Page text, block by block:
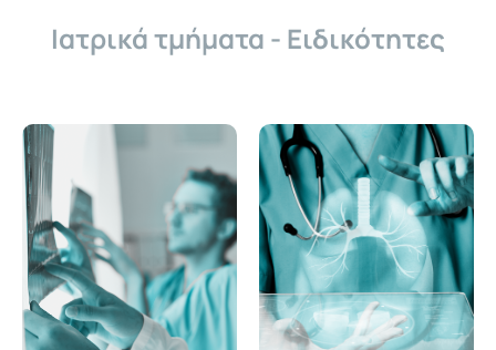
Ιατρικά τμήματα - Ειδικότητες